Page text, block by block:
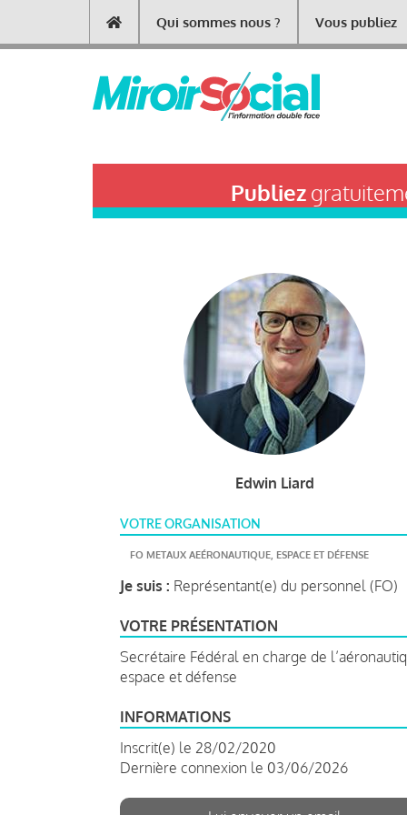
contenu
Main
navigation
Qui sommes nous ? Vous publiez
Publiez
Edwin Liard
VOTRE ORGANISATION
FO METAUX AEÉRONAUTIQUE, ESPACE ET DÉFENSE
Je suis : Représentant(e) du personnel (FO)
VOTRE PRÉSENTATION
Secrétaire Fédéral en charge de
espace et défense
INFORMATIONS
Inscrit(e) le 28/02/2020
Dernière connexion le 03/06/2026